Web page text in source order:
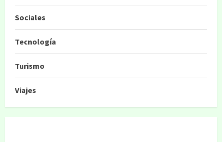
Sociales
Tecnología
Turismo
Viajes